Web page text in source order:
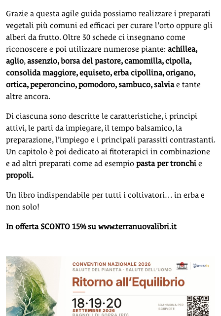
Grazie a questa agile guida possiamo realizzare i preparati
vegetali più comuni ed efficaci per curare l’orto oppure gli
alberi da frutto. Oltre 30 schede ci insegnano come
riconoscere e poi utilizzare numerose piante: achillea,
aglio,assenzio, borsa del pastore, camomilla, cipolla,
consolida maggiore, equiseto, erba cipollina, origano,
ortica, peperoncino, pomodoro, sambuco, salviae tante
altre ancora.
Di ciascuna sono descritte le caratteristiche, i principi
attivi, le parti da impiegare, il tempo balsamico, la
preparazione, l’impiego e i principali parassiti contrastanti.
Un capitolo è poi dedicato ai fitoterapici in combinazione
e ad altri preparati come ad esempio pasta per tronchi e
propoli.
Un libro indispendabile per tutti i coltivatori… in erba e
non solo!
In offerta SCONTO 15% su www.terranuovalibri.it